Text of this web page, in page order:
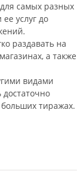
самых разных
услуг до
раздавать на
а также
видами
тиражах.